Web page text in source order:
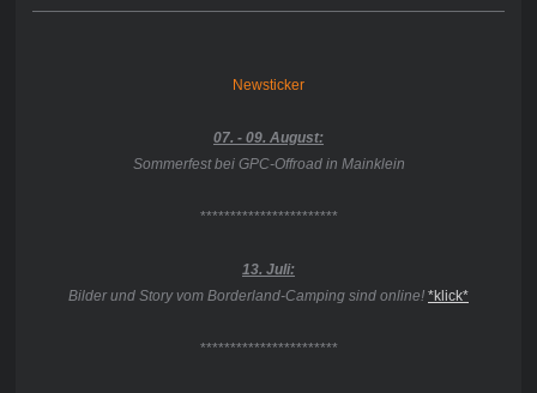
Newsticker
07. - 09. August:
Sommerfest bei GPC-Offroad in Mainklein
***********************
13. Juli:
Bilder und Story vom Borderland-Camping sind online! *klick*
***********************